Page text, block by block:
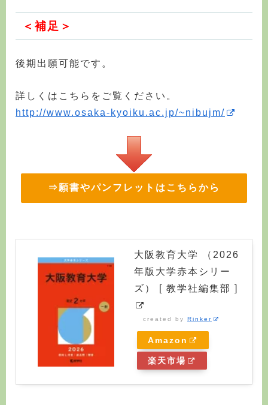
＜補足＞
後期出願可能です。
詳しくはこちらをご覧ください。
http://www.osaka-kyoiku.ac.jp/~nibujm/
⇒願書やパンフレットはこちらから
大阪教育大学 （2026
年版大学赤本シリー
ズ） [ 教学社編集部 ]
created by Rinker
Amazon
楽天市場